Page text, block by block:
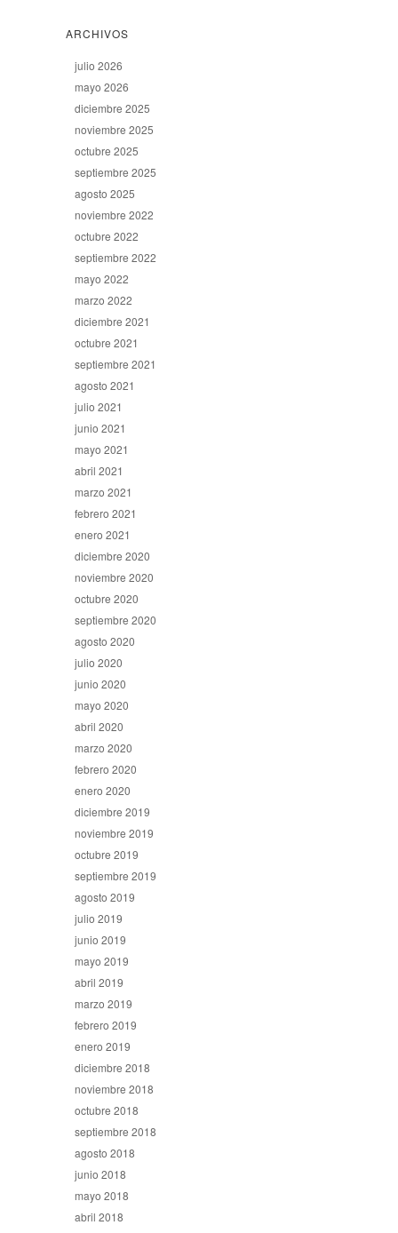
ARCHIVOS
julio 2026
mayo 2026
diciembre 2025
noviembre 2025
octubre 2025
septiembre 2025
agosto 2025
noviembre 2022
octubre 2022
septiembre 2022
mayo 2022
marzo 2022
diciembre 2021
octubre 2021
septiembre 2021
agosto 2021
julio 2021
junio 2021
mayo 2021
abril 2021
marzo 2021
febrero 2021
enero 2021
diciembre 2020
noviembre 2020
octubre 2020
septiembre 2020
agosto 2020
julio 2020
junio 2020
mayo 2020
abril 2020
marzo 2020
febrero 2020
enero 2020
diciembre 2019
noviembre 2019
octubre 2019
septiembre 2019
agosto 2019
julio 2019
junio 2019
mayo 2019
abril 2019
marzo 2019
febrero 2019
enero 2019
diciembre 2018
noviembre 2018
octubre 2018
septiembre 2018
agosto 2018
junio 2018
mayo 2018
abril 2018